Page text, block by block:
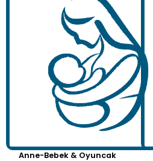
Anne-Bebek & Oyuncak